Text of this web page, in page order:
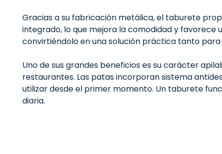
Gracias a su fabricación metálica, el taburete
integrado, lo que mejora la comodidad y favorece
convirtiéndolo en una solución práctica tanto
Uno de sus grandes beneficios es su carácter
restaurantes. Las patas incorporan sistema
utilizar desde el primer momento. Un taburete
diaria.